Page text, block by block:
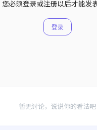
您必须登录或注册以后才能发
登录
暂无讨论，说说你的看法吧